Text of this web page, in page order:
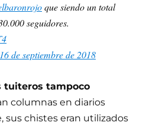
que siendo un total
seguidores.
16 de septiembre de 2018
tuiteros tampoco
columnas en diarios
sus chistes eran utilizados